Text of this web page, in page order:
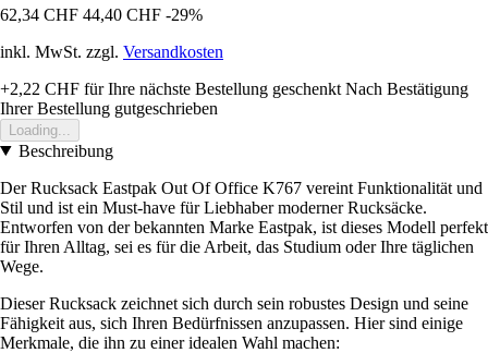
62,34 CHF 44,40 CHF -29%
inkl. MwSt. zzgl. Versandkosten
+2,22 CHF für Ihre nächste Bestellung geschenkt Nach Bestätigung
Ihrer Bestellung gutgeschrieben
Loading...
Beschreibung
Der Rucksack Eastpak Out Of Office K767 vereint Funktionalität und
Stil und ist ein Must-have für Liebhaber moderner Rucksäcke.
Entworfen von der bekannten Marke Eastpak, ist dieses Modell perfekt
für Ihren Alltag, sei es für die Arbeit, das Studium oder Ihre täglichen
Wege.
Dieser Rucksack zeichnet sich durch sein robustes Design und seine
Fähigkeit aus, sich Ihren Bedürfnissen anzupassen. Hier sind einige
Merkmale, die ihn zu einer idealen Wahl machen: